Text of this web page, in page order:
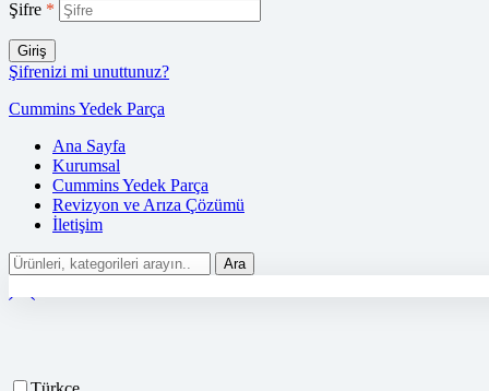
Şifre *
Giriş
Şifrenizi mi unuttunuz?
Cummins Yedek Parça
Ana Sayfa
Kurumsal
Cummins Yedek Parça
Revizyon ve Arıza Çözümü
İletişim
Ara